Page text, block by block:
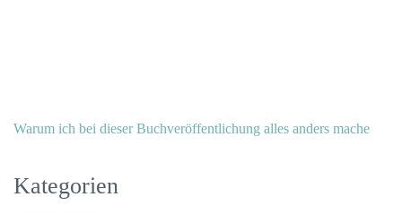
Warum ich bei dieser Buchveröffentlichung alles anders mache
Kategorien